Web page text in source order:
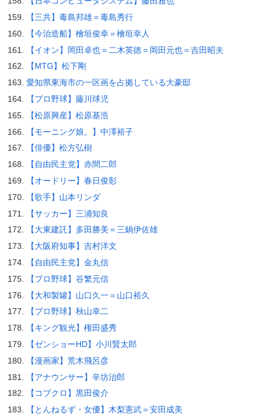
【三共】毒島邦雄＝毒島秀行
【今治造船】檜垣俊幸＝檜垣幸人
【イオン】岡田卓也＝二木英徳＝岡田元也＝吉田昭夫
【MTG】松下剛
愛知県東海市の一区画を占拠している大豪邸
【プロ野球】藤川球児
【松原興産】松原基浩
【モーニング娘。】中澤裕子
【俳優】松方弘樹
【自由民主党】赤間二郎
【オードリー】春日俊彰
【歌手】山本リンダ
【サッカー】三浦知良
【大東建託】多田勝美＝三鍋伊佐雄
【大阪府知事】吉村洋文
【自由民主党】金丸信
【プロ野球】谷繁元信
【大和製罐】山口久一＝山口裕久
【プロ野球】秋山幸二
【キング観光】権田盛秀
【ゼンショーHD】小川賢太郎
【漫画家】荒木飛呂彦
【アナウンサー】辛坊治郎
【コブクロ】黒田俊介
【とんねるず・女優】木梨憲武＝安田成美